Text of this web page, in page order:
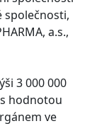
společnosti,
a.s.,
3 000 000
hodnotou
ve